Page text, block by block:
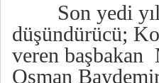
Son yedi
düşündürücü;
veren başbakan
Osman